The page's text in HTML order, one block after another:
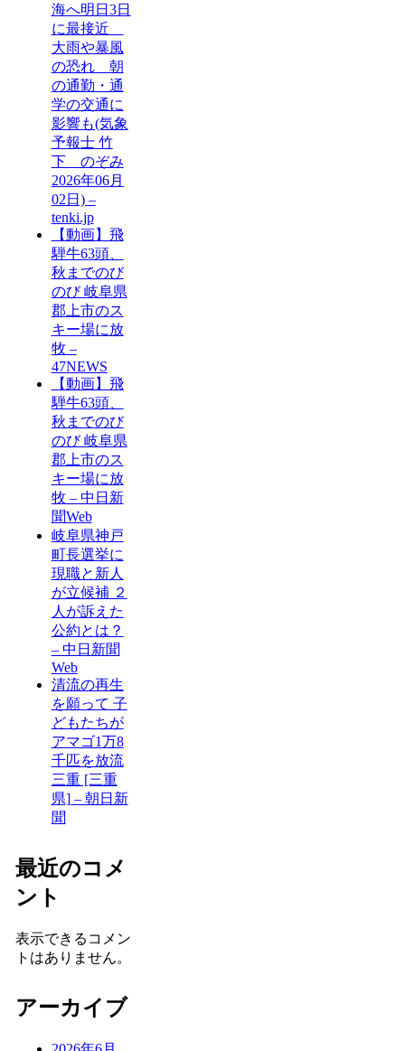
海へ明日3日
に最接近
大雨や暴風
の恐れ 朝
の通勤・通
学の交通に
影響も(気象
予報士 竹
下 のぞみ
2026年06月
02日) –
tenki.jp
【動画】飛
騨牛63頭、
秋までのび
のび 岐阜県
郡上市のス
キー場に放
牧 –
47NEWS
【動画】飛
騨牛63頭、
秋までのび
のび 岐阜県
郡上市のス
キー場に放
牧 – 中日新
聞Web
岐阜県神戸
町長選挙に
現職と新人
が立候補 ２
人が訴えた
公約とは？
– 中日新聞
Web
清流の再生
を願って 子
どもたちが
アマゴ1万8
千匹を放流
三重 [三重
県] – 朝日新
聞
最近のコメ
ント
表示できるコメン
トはありません。
アーカイブ